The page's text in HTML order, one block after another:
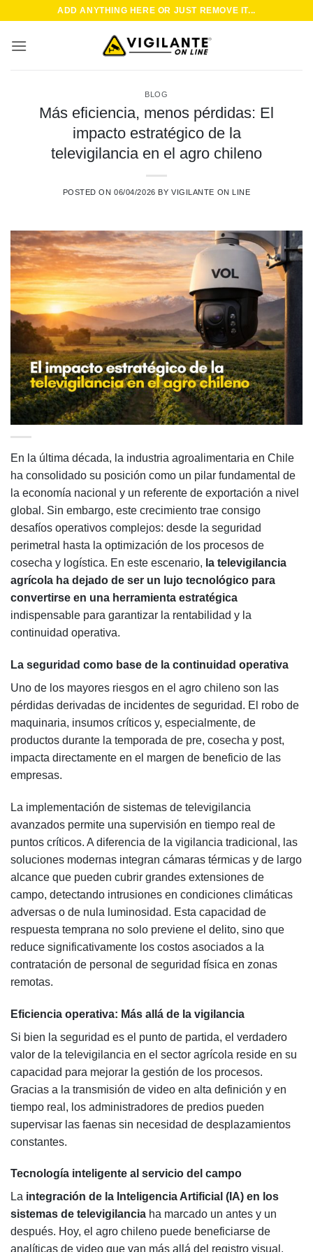
contenido
ADD ANYTHING HERE OR JUST REMOVE IT...
BLOG
Más eficiencia, menos pérdidas: El
impacto estratégico de la
televigilancia en el agro chileno
POSTED ON06/04/2026 BY VIGILANTE ON LINE
En la última década, la industria agroalimentaria en Chile
ha consolidado su posición como un pilar fundamental de
la economía nacional y un referente de exportación a nivel
global. Sin embargo, este crecimiento trae consigo
desafíos operativos complejos: desde la seguridad
perimetral hasta la optimización de los procesos de
cosecha y logística. En este escenario, la televigilancia
agrícola ha dejado de ser un lujo tecnológico para
convertirse en una herramienta estratégica
indispensable para garantizar la rentabilidad y la
continuidad operativa.
La seguridad como base de la continuidad operativa
Uno de los mayores riesgos en el agro chileno son las
pérdidas derivadas de incidentes de seguridad. El robo de
maquinaria, insumos críticos y, especialmente, de
productos durante la temporada de pre, cosecha y post,
impacta directamente en el margen de beneficio de las
empresas.
La implementación de sistemas de televigilancia
avanzados permite una supervisión en tiempo real de
puntos críticos. A diferencia de la vigilancia tradicional, las
soluciones modernas integran cámaras térmicas y de largo
alcance que pueden cubrir grandes extensiones de
campo, detectando intrusiones en condiciones climáticas
adversas o de nula luminosidad. Esta capacidad de
respuesta temprana no solo previene el delito, sino que
reduce significativamente los costos asociados a la
contratación de personal de seguridad física en zonas
remotas.
Eficiencia operativa: Más allá de la vigilancia
Si bien la seguridad es el punto de partida, el verdadero
valor de la televigilancia en el sector agrícola reside en su
capacidad para mejorar la gestión de los procesos.
Gracias a la transmisión de video en alta definición y en
tiempo real, los administradores de predios pueden
supervisar las faenas sin necesidad de desplazamientos
constantes.
Tecnología inteligente al servicio del campo
La integración de la Inteligencia Artificial (IA) en los
sistemas de televigilancia ha marcado un antes y un
después. Hoy, el agro chileno puede beneficiarse de
analíticas de video que van más allá del registro visual.